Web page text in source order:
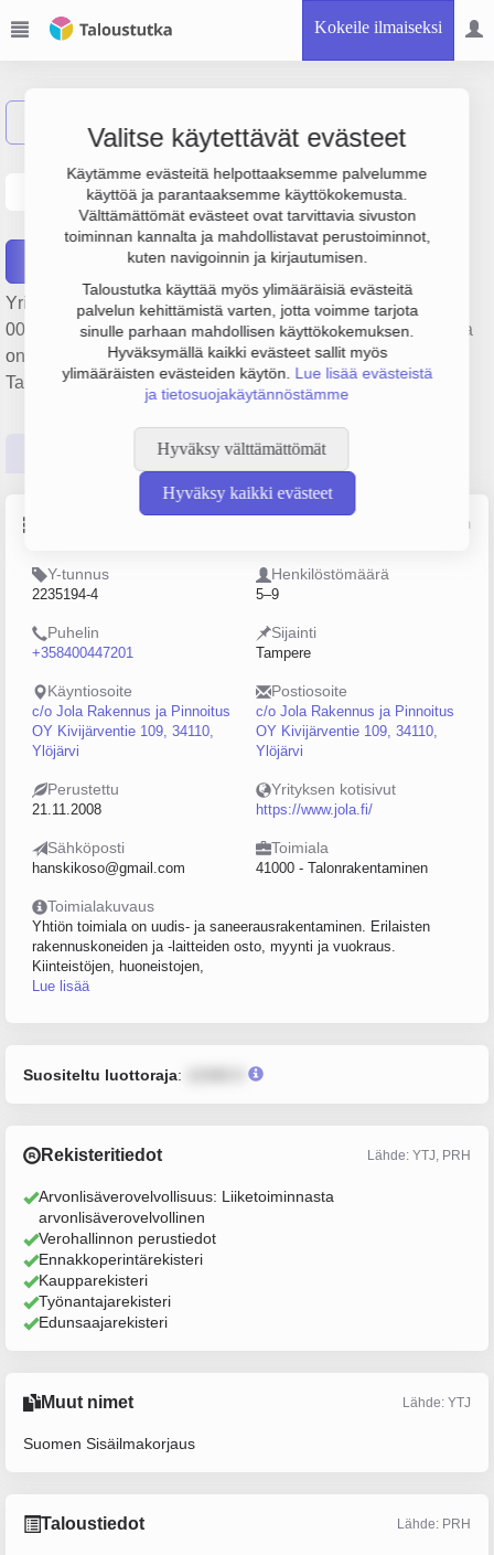
Kokeile ilmaiseksi
Valitse käytettävät evästeet
Käytämme evästeitä helpottaaksemme palvelumme
käyttöä ja parantaaksemme käyttökokemusta.
Välttämättömät evästeet ovat tarvittavia sivuston
toiminnan kannalta ja mahdollistavat perustoiminnot,
kuten navigoinnin ja kirjautumisen.
Taloustutka käyttää myös ylimääräisiä evästeitä
palvelun kehittämistä varten, jotta voimme tarjota
sinulle parhaan mahdollisen käyttökokemuksen.
Hyväksymällä kaikki evästeet sallit myös
ylimääräisten evästeiden käytön. Lue lisää evästeistä
ja tietosuojakäytännöstämme
Hyväksy välttämättömät
Hyväksy kaikki evästeet
JoLa rakennus ja pinnoitus
Oy
Yrityksen JoLa rakennus ja pinnoitus Oy liikevaihto on 753
000 €, tulos 40 000 € ja henkilöstömäärä 5. Sen päätoimiala
on Talonrakentaminen, perustamisvuosi 2008 ja sijainti
Tampere. Yrityksen yhtiömuoto Osakeyhtiö (OY).
Tilinpäätösluvut Päättäjätiedot
Lähde: YTJ, PRH, Traficom
Y-tunnus
2235194-4
Henkilöstömäärä
5–9
Puhelin
+358400447201
Sijainti
Tampere
Käyntiosoite
c/o Jola Rakennus ja Pinnoitus
OY Kivijärventie 109, 34110,
Ylöjärvi
Postiosoite
c/o Jola Rakennus ja Pinnoitus
OY Kivijärventie 109, 34110,
Ylöjärvi
Perustettu
21.11.2008
Yrityksen kotisivut
https://www.jola.fi/
Sähköposti
hanskikoso@gmail.com
Toimiala
41000 - Talonrakentaminen
Toimialakuvaus
Yhtiön toimiala on uudis- ja saneerausrakentaminen. Erilaisten
rakennuskoneiden ja -laitteiden osto, myynti ja vuokraus.
Kiinteistöjen, huoneistojen,
Lue lisää
Suositeltu luottoraja:
Rekisteritiedot Lähde: YTJ, PRH
Arvonlisäverovelvollisuus: Liiketoiminnasta
arvonlisäverovelvollinen
Verohallinnon perustiedot
Ennakkoperintärekisteri
Kaupparekisteri
Työnantajarekisteri
Edunsaajarekisteri
Muut nimet Lähde: YTJ
Suomen Sisäilmakorjaus
Taloustiedot Lähde: PRH